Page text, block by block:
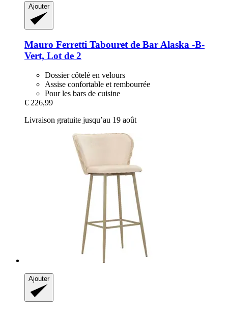
Ajouter
Mauro Ferretti Tabouret de Bar Alaska -​B-​
Vert, Lot de 2
Dossier côtelé en velours
Assise confortable et rembourrée
Pour les bars de cuisine
€ 226,99
Livraison gratuite jusqu’au 19 août
Ajouter